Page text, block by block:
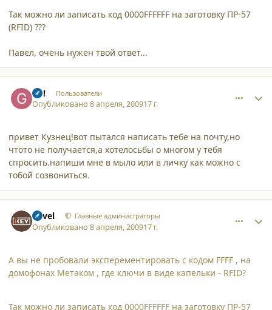
Так можно ли записать код 0000FFFFFF на заготовку ПР-57
(RFID) ???
Павел, очень нужен твой ответ...
GS! Пользователи
Опубликовано8 апреля, 200917 г.
привет Кузнец!вот пытался написать тебе на почту,но
чтото не получается,а хотелосьбы о многом у тебя
спросить.напиши мне в мыло или в личку как можно с
тобой созвониться.
Pavel Главные администраторы
Опубликовано8 апреля, 200917 г.
А вы не пробовали эксперементировать с кодом FFFF , на
домофонах Метаком , где ключи в виде капельки - RFID?
Так можно ли записать код 0000FFFFFF на заготовку ПР-57